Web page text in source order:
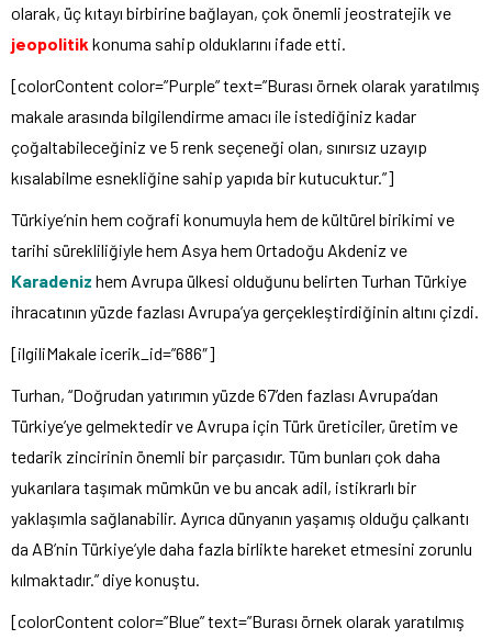
olarak, üç kıtayı birbirine bağlayan, çok önemli jeostratejik ve
jeopolitik konuma sahip olduklarını ifade etti.
[colorContent color=”Purple” text=”Burası örnek olarak yaratılmış
makale arasında bilgilendirme amacı ile istediğiniz kadar
çoğaltabileceğiniz ve 5 renk seçeneği olan, sınırsız uzayıp
kısalabilme esnekliğine sahip yapıda bir kutucuktur.”]
Türkiye’nin hem coğrafi konumuyla hem de kültürel birikimi ve
tarihi sürekliliğiyle hem Asya hem Ortadoğu Akdeniz ve
Karadeniz hem Avrupa ülkesi olduğunu belirten Turhan Türkiye
ihracatının yüzde fazlası Avrupa’ya gerçekleştirdiğinin altını çizdi.
[ilgiliMakale icerik_id=”686″]
Turhan, “Doğrudan yatırımın yüzde 67’den fazlası Avrupa’dan
Türkiye’ye gelmektedir ve Avrupa için Türk üreticiler, üretim ve
tedarik zincirinin önemli bir parçasıdır. Tüm bunları çok daha
yukarılara taşımak mümkün ve bu ancak adil, istikrarlı bir
yaklaşımla sağlanabilir. Ayrıca dünyanın yaşamış olduğu çalkantı
da AB’nin Türkiye’yle daha fazla birlikte hareket etmesini zorunlu
kılmaktadır.” diye konuştu.
[colorContent color=”Blue” text=”Burası örnek olarak yaratılmış